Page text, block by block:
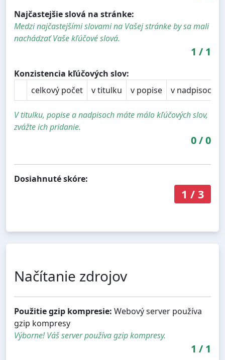
Najčastejšie slová na stránke:
Medzi najčastejšími slovami na Vašej stránke by sa mali
nachádzať Vaše kľúčové slová.
1 / 1
Konzistencia kľúčových slov:
celkový počet
v titulku v popise v nadpisoch
V titulku, popise a nadpisoch máte málo kľúčových slov,
zvážte ich pridanie.
0/0
Dosiahnuté skóre:
1 / 3
Načítanie zdrojov
Použitie gzip kompresie: Webový server používa
gzip kompresy
Výborne! Váš server používa gzip kompresy.
1 / 1